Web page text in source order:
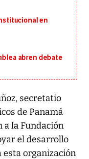
en
abren debate
secretatio
de Panamá
a la Fundación
el desarrollo
esta organización